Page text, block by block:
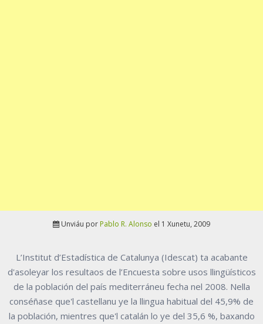
Unviáu por Pablo R. Alonso el 1 Xunetu, 2009
L’Institut d’Estadística de Catalunya (Idescat) ta acabante
d'asoleyar los resultaos de l’Encuesta sobre usos llingüísticos
de la población del país mediterráneu fecha nel 2008. Nella
conséñase que'l castellanu ye la llingua habitual del 45,9% de
la población, mientres que'l catalán lo ye del 35,6 %, baxando